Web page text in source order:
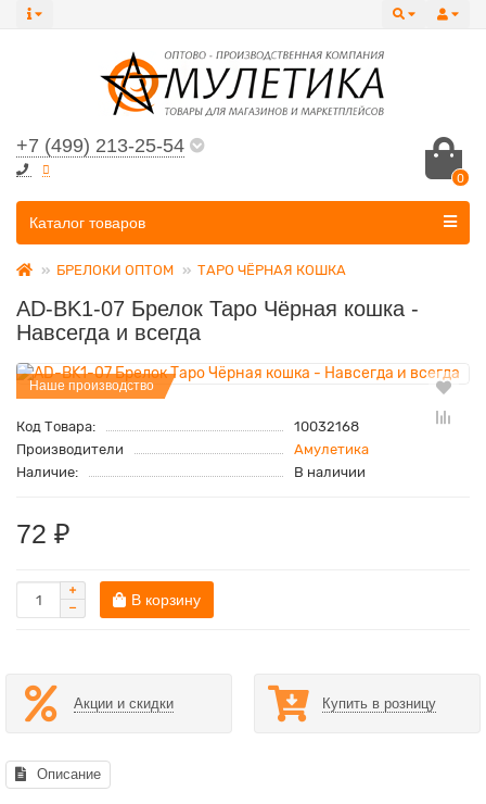
+7 (499) 213-25-54
0
Все категории
Каталог товаров
БРЕЛОКИ ОПТОМ ТАРО ЧЁРНАЯ КОШКА
AD-BK1-07 Брелок Таро Чёрная кошка -
Навсегда и всегда
Наше производство
Код Товара:
10032168
Производители
Амулетика
Наличие:
В наличии
72 ₽
В корзину
Акции и скидки Купить в розницу
Описание